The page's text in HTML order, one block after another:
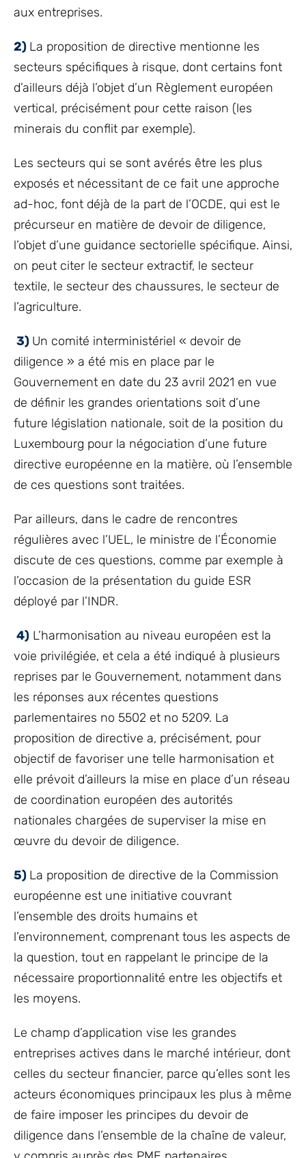
aux entreprises.
2) La proposition de directive mentionne les
secteurs spécifiques à risque, dont certains font
d’ailleurs déjà l’objet d’un Règlement européen
vertical, précisément pour cette raison (les
minerais du conflit par exemple).
Les secteurs qui se sont avérés être les plus
exposés et nécessitant de ce fait une approche
ad-hoc, font déjà de la part de l’OCDE, qui est le
précurseur en matière de devoir de diligence,
l’objet d’une guidance sectorielle spécifique. Ainsi,
on peut citer le secteur extractif, le secteur
textile, le secteur des chaussures, le secteur de
l’agriculture.
3) Un comité interministériel « devoir de
diligence » a été mis en place par le
Gouvernement en date du 23 avril 2021 en vue
de définir les grandes orientations soit d’une
future législation nationale, soit de la position du
Luxembourg pour la négociation d’une future
directive européenne en la matière, où l’ensemble
de ces questions sont traitées.
Par ailleurs, dans le cadre de rencontres
régulières avec l’UEL, le ministre de l’Économie
discute de ces questions, comme par exemple à
l’occasion de la présentation du guide ESR
déployé par l’INDR.
4) L’harmonisation au niveau européen est la
voie privilégiée, et cela a été indiqué à plusieurs
reprises par le Gouvernement, notamment dans
les réponses aux récentes questions
parlementaires no 5502 et no 5209. La
proposition de directive a, précisément, pour
objectif de favoriser une telle harmonisation et
elle prévoit d’ailleurs la mise en place d’un réseau
de coordination européen des autorités
nationales chargées de superviser la mise en
œuvre du devoir de diligence.
5) La proposition de directive de la Commission
européenne est une initiative couvrant
l’ensemble des droits humains et
l’environnement, comprenant tous les aspects de
la question, tout en rappelant le principe de la
nécessaire proportionnalité entre les objectifs et
les moyens.
Le champ d’application vise les grandes
entreprises actives dans le marché intérieur, dont
celles du secteur financier, parce qu’elles sont les
acteurs économiques principaux les plus à même
de faire imposer les principes du devoir de
diligence dans l’ensemble de la chaîne de valeur,